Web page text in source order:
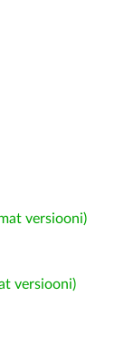
versiooni)
versiooni)